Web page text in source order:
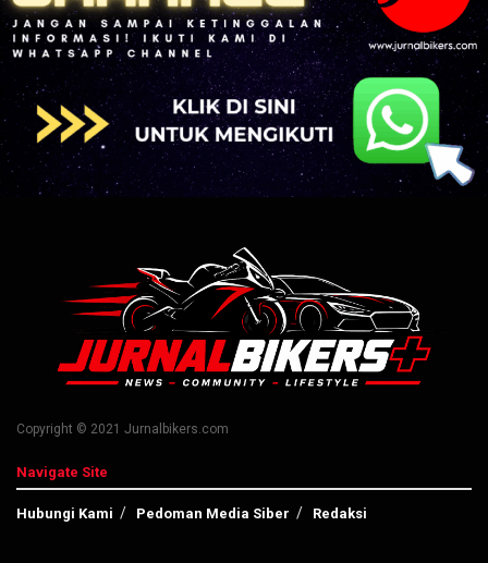
Copyright © 2021 Jurnalbikers.com
Navigate Site
Hubungi Kami Pedoman Media Siber Redaksi